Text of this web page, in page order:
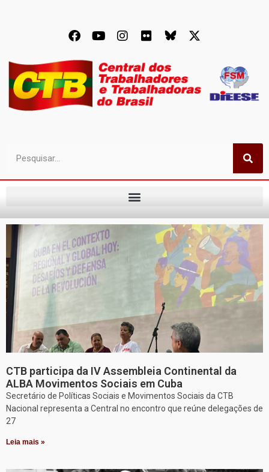
CTB participa da IV Assembleia Continental da
ALBA Movimentos Sociais em Cuba
Secretário de Políticas Sociais e Movimentos Sociais da CTB
Nacional representa a Central no encontro que reúne delegações de
27
Leia mais »